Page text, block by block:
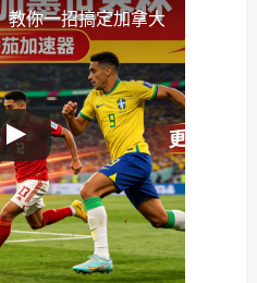
教你一招搞定加拿大